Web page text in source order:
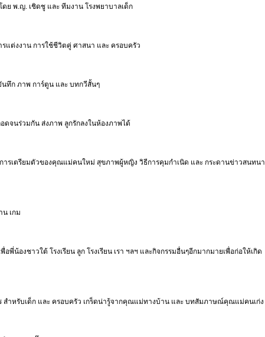
ย พ.ญ. เชิดชู และ ทีมงาน โรงพยาบาลเด็ก
แต่งงาน การใช้ชีวิตคู่ ศาสนา และ ครอบครัว
นทึก ภาพ การ์ตูน และ บทกวีสั้นๆ
ดจนร่วมกัน ส่งภาพ ลูกรักลงในห้องภาพได้
ารเตรียมตัวของคุณแม่คนใหม่ สุขภาพผู้หญิง วิธีการคุมกำเนิด และ กระดานข่าวสนทนา
เกม
องชาวใต้ โรงเรียน ลูก โรงเรียน เรา ฯลฯ และกิจกรรมอื่นๆอีกมากมายเพื่อก่อให้เกิด
ำหรับเด็ก และ ครอบครัว เกร็ดน่ารู้จากคุณแม่ทางบ้าน และ บทสัมภาษณ์คุณแม่คนเก่ง